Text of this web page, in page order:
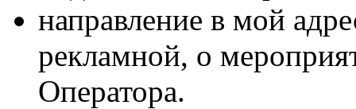
направление в мой
рекламной, о
Оператора.